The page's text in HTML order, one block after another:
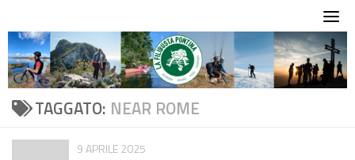
to
content
TAGGATO: NEAR ROME
9 APRILE 2025